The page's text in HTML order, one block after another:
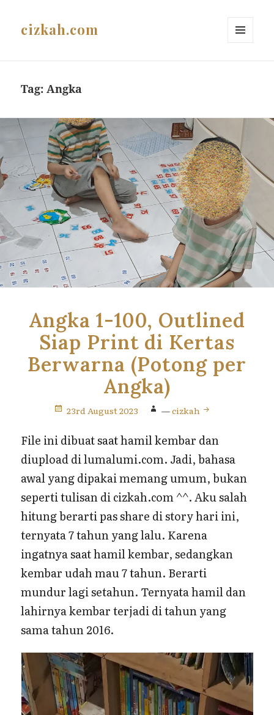
cizkah.com
Tag:Angka
Angka 1-100, Outlined
Siap Print di Kertas
Berwarna (Potong per
Angka)
23rd August 2023 —cizkah
File ini dibuat saat hamil kembar dan
diupload di lumalumi.com. Jadi, bahasa
awal yang dipakai memang umum, bukan
seperti tulisan di cizkah.com ^^. Aku salah
hitung berarti pas share di story hari ini,
ternyata 7 tahun yang lalu. Karena
ingatnya saat hamil kembar, sedangkan
kembar udah mau 7 tahun. Berarti
mundur lagi setahun. Ternyata hamil dan
lahirnya kembar terjadi di tahun yang
sama tahun 2016.